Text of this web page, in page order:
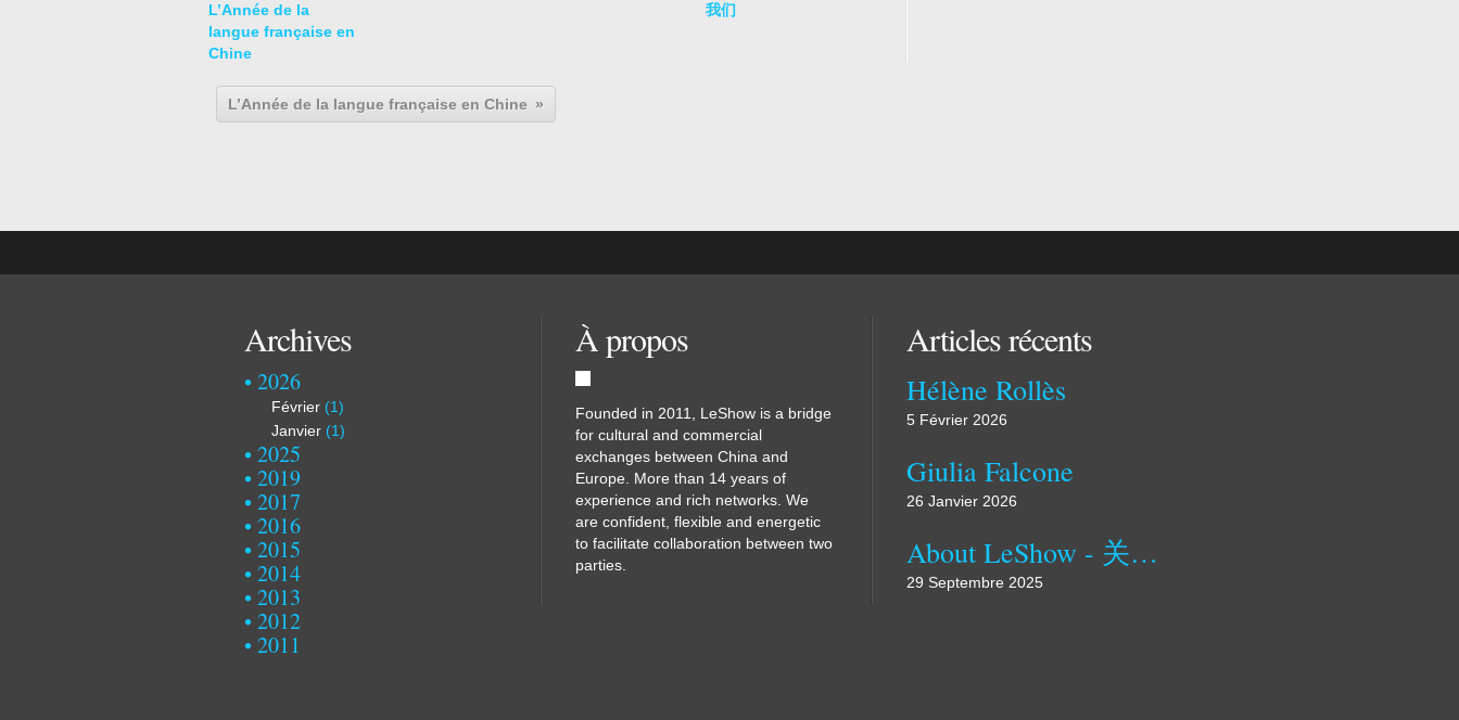
L’Année de la
langue française en
Chine
我们
L’Année de la langue française en Chine
Archives
2026
Février (1)
Janvier (1)
2025
2019
2017
2016
2015
2014
2013
2012
2011
À propos
Founded in 2011, LeShow is a bridge
for cultural and commercial
exchanges between China and
Europe. More than 14 years of
experience and rich networks. We
are confident, flexible and energetic
to facilitate collaboration between two
parties.
Articles récents
Hélène Rollès
5 Février 2026
Giulia Falcone
26 Janvier 2026
About LeShow - 关于我们
29 Septembre 2025